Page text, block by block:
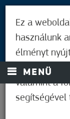
MENÜ
Ez a
használunk
élményt
és a
valamint a
segítségével